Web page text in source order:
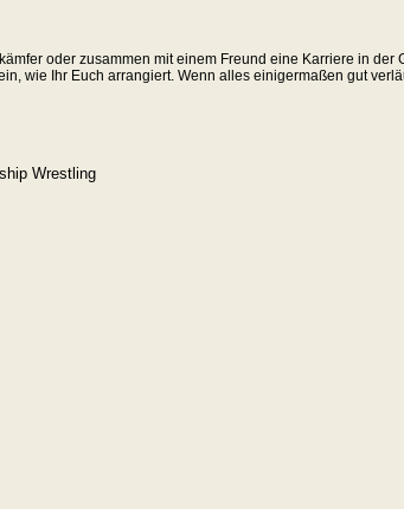
oder zusammen mit einem Freund eine Karriere in der
wie Ihr Euch arrangiert. Wenn alles einigermaßen gut
Wrestling